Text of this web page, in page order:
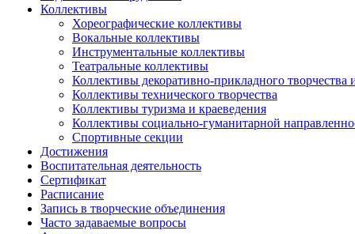
Коллективы
Хореографические коллективы
Вокальные коллективы
Инструментальные коллективы
Театральные коллективы
Коллективы декоративно-прикладного
Коллективы технического творчества
Коллективы туризма и краеведения
Коллективы социально-гуманитарной
Спортивные секции
Достижения
Воспитательная деятельность
Cертификат
Расписание
Запись в творческие объединения
Часто задаваемые вопросы